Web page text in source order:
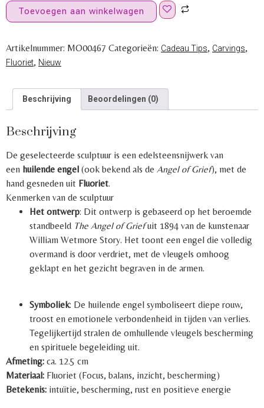
Toevoegen aan winkelwagen
Artikelnummer: MO00467 Categorieën: Cadeau Tips, Carvings,
Fluoriet, Nieuw
Beschrijving Beoordelingen (0)
Beschrijving
De geselecteerde sculptuur is een edelsteensnijwerk van
een huilende engel (ook bekend als de Angel of Grief), met de
hand gesneden uit Fluoriet.
Kenmerken van de sculptuur
Het ontwerp: Dit ontwerp is gebaseerd op het beroemde
standbeeld The Angel of Griefuit 1894 van de kunstenaar
William Wetmore Story. Het toont een engel die volledig
overmand is door verdriet, met de vleugels omhoog
geklapt en het gezicht begraven in de armen.
Symboliek: De huilende engel symboliseert diepe rouw,
troost en emotionele verbondenheid in tijden van verlies.
Tegelijkertijd stralen de omhullende vleugels bescherming
en spirituele begeleiding uit.
Afmeting: ca. 12.5 cm
Materiaal: Fluoriet (Focus, balans, inzicht, bescherming)
Betekenis: intuïtie, bescherming, rust en positieve energie